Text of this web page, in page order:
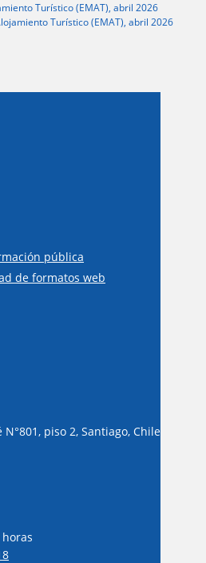
Turístico (EMAT), abril 2026
Turístico (EMAT), abril 2026
pública
de formatos web
piso 2, Santiago, Chile